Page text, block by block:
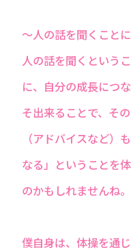
～人の話を聞くこと
人の話を聞くという
に、自分の成長につ
そ出来ることで、そ
（アドバイスなど）
なる」ということを
のかもしれませんね。
僕自身は、体操を通